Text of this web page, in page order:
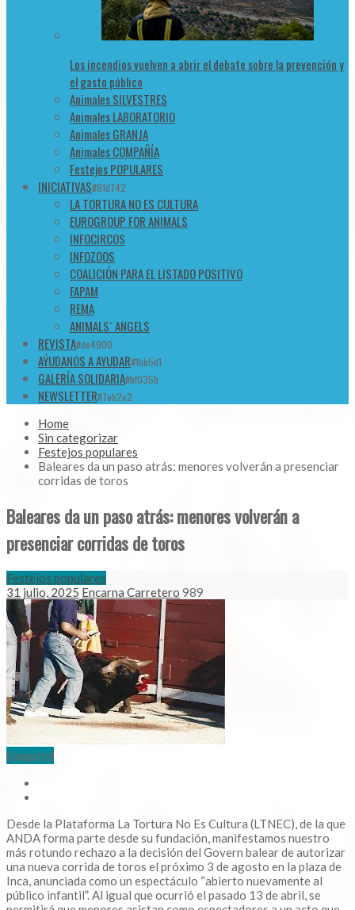
Los incendios vuelven a abrir el debate sobre la prevención y
el gasto público
Animales SILVESTRES
Animales LABORATORIO
Animales GRANJA
Animales COMPAÑÍA
Festejos POPULARES
INICIATIVAS#81d742
LA TORTURA NO ES CULTURA
EUROGROUP FOR ANIMALS
INFOCIRCOS
INFOZOOS
COALICIÓN PARA EL LISTADO POSITIVO
FAPAM
REMA
ANIMALS´ ANGELS
REVISTA#de4900
AÝUDANOS A AYUDAR#1bb5d1
GALERÍA SOLIDARIA#bf035b
NEWSLETTER#7eb2e2
Home
Sin categorizar
Festejos populares
Baleares da un paso atrás: menores volverán a presenciar
corridas de toros
Baleares da un paso atrás: menores volverán a
presenciar corridas de toros
Festejos populares
31 julio, 2025 Encarna Carretero 989
Comparte!
Desde la Plataforma La Tortura No Es Cultura (LTNEC), de la que
ANDA forma parte desde su fundación, manifestamos nuestro
más rotundo rechazo a la decisión del Govern balear de autorizar
una nueva corrida de toros el próximo 3 de agosto en la plaza de
Inca, anunciada como un espectáculo “abierto nuevamente al
público infantil”. Al igual que ocurrió el pasado 13 de abril, se